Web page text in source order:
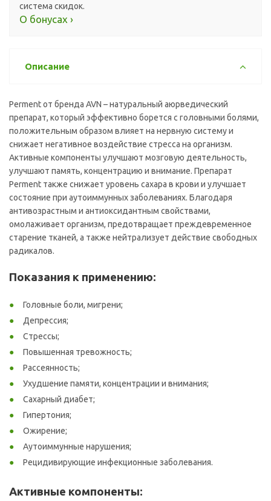
система скидок.
О бонусах ›
Описание
Perment от бренда AVN – натуральный аюрведический
препарат, который эффективно борется с головными болями,
положительным образом влияет на нервную систему и
снижает негативное воздействие стресса на организм.
Активные компоненты улучшают мозговую деятельность,
улучшают память, концентрацию и внимание. Препарат
Perment также снижает уровень сахара в крови и улучшает
состояние при аутоиммунных заболеваниях. Благодаря
антивозрастным и антиоксидантным свойствами,
омолаживает организм, предотвращает преждевременное
старение тканей, а также нейтрализует действие свободных
радикалов.
Показания к применению:
Головные боли, мигрени;
Депрессия;
Стрессы;
Повышенная тревожность;
Рассеянность;
Ухудшение памяти, концентрации и внимания;
Сахарный диабет;
Гипертония;
Ожирение;
Аутоиммунные нарушения;
Рецидивирующие инфекционные заболевания.
Активные компоненты: